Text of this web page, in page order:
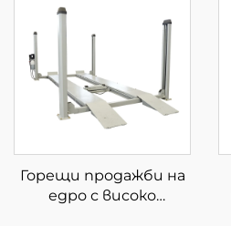
Горещи продажби на
едро с високо